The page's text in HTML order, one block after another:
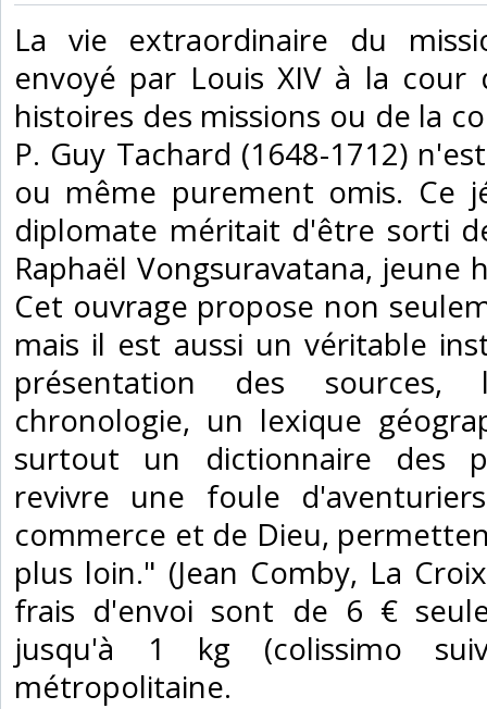
‎La vie extraordinaire du
envoyé par Louis XIV à la
histoires des missions ou de la
P. Guy Tachard (1648-1712)
ou même purement omis. Ce
diplomate méritait d'être sorti
Raphaël Vongsuravatana, jeune
Cet ouvrage propose non
mais il est aussi un véritable
présentation des sources,
chronologie, un lexique
surtout un dictionnaire des
revivre une foule
commerce et de Dieu,
plus loin." (Jean Comby, La
frais d'envoi sont de 6 €
jusqu'à 1 kg (colissimo
métropolitaine.‎